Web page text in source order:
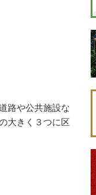
路や公共施設な
大きく３つに区